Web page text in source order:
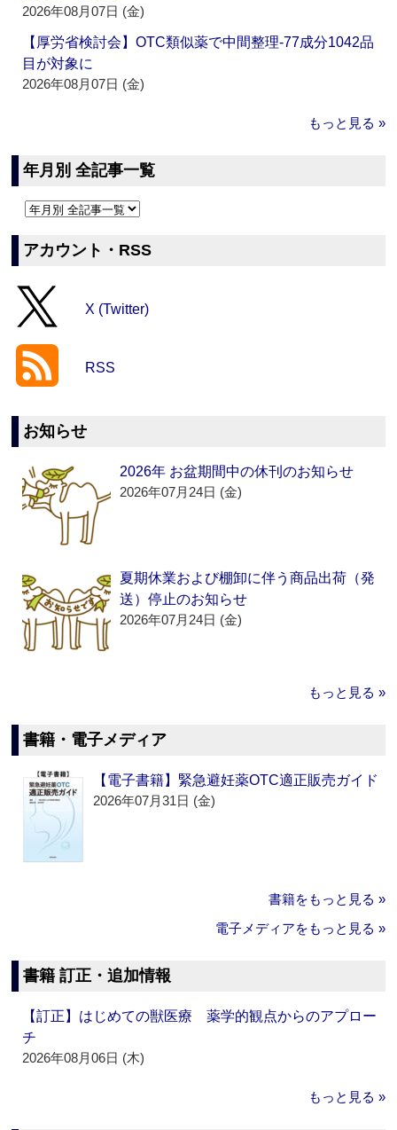
2026年08月07日 (金)
【厚労省検討会】OTC類似薬で中間整理‐77成分1042品
目が対象に
2026年08月07日 (金)
もっと見る »
年月別 全記事一覧
アカウント・RSS
X (Twitter)
RSS
お知らせ
2026年 お盆期間中の休刊のお知らせ
2026年07月24日 (金)
夏期休業および棚卸に伴う商品出荷（発
送）停止のお知らせ
2026年07月24日 (金)
もっと見る »
書籍・電子メディア
【電子書籍】緊急避妊薬OTC適正販売ガイド
2026年07月31日 (金)
書籍をもっと見る »
電子メディアをもっと見る »
書籍 訂正・追加情報
【訂正】はじめての獣医療 薬学的観点からのアプロー
チ
2026年08月06日 (木)
もっと見る »